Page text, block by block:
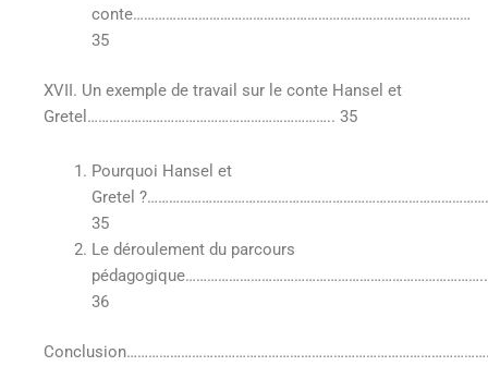
conte…………………………………………………………………………………
35
XVII. Un exemple de travail sur le conte Hansel et
Gretel………………………………………………………….. 35
Pourquoi Hansel et
Gretel
35
Le déroulement du parcours
pédagogique………………………………………………………………………..
36